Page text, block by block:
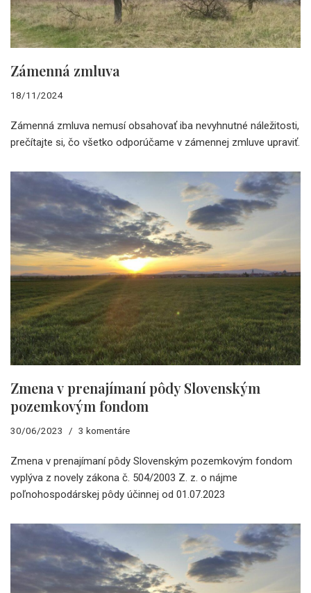
Zámenná zmluva
18/11/2024
Zámenná zmluva nemusí obsahovať iba nevyhnutné náležitosti,
prečítajte si, čo všetko odporúčame v zámennej zmluve upraviť.
Zmena v prenajímaní pôdy Slovenským
pozemkovým fondom
30/06/2023 3 komentáre
Zmena v prenajímaní pôdy Slovenským pozemkovým fondom
vyplýva z novely zákona č. 504/2003 Z. z. o nájme
poľnohospodárskej pôdy účinnej od 01.07.2023